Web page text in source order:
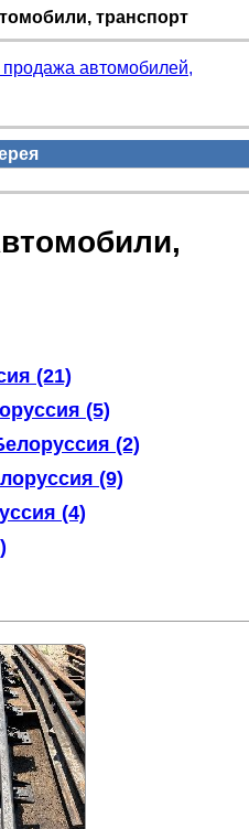
транспорт
продажа автомобилей,
(21)
(5)
(2)
(9)
(4)